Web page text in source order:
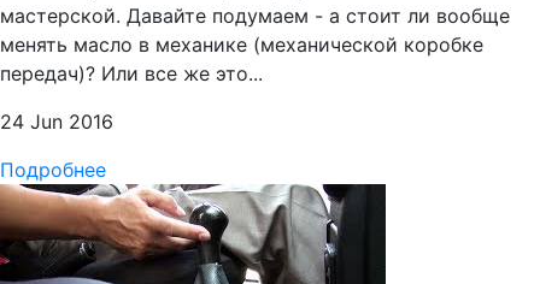
мастерской. Давайте подумаем - а стоит ли вообще
менять масло в механике (механической коробке
передач)? Или все же это...
24 Jun 2016
Подробнее